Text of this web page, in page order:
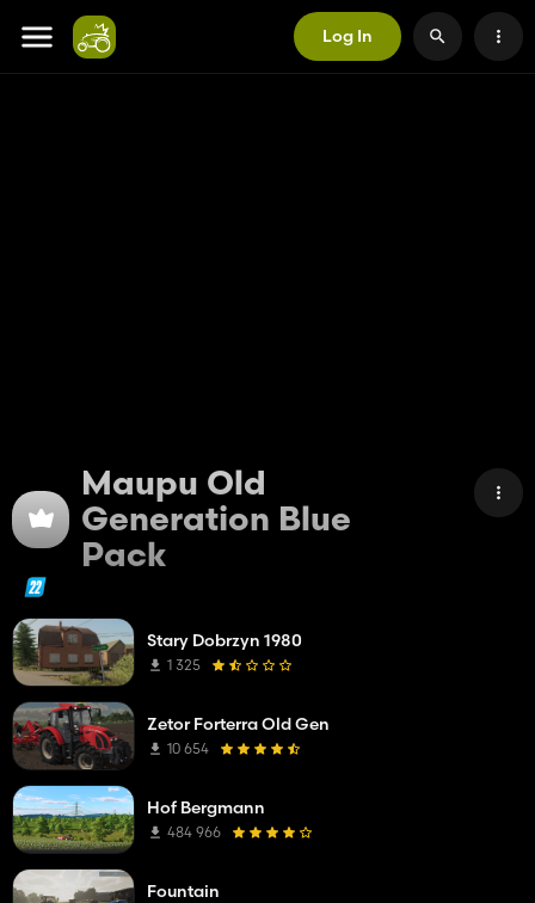
Log In
Maupu Old
Generation Blue
Pack
Stary Dobrzyn 1980
1 325
Zetor Forterra Old Gen
10 654
Hof Bergmann
484 966
Fountain